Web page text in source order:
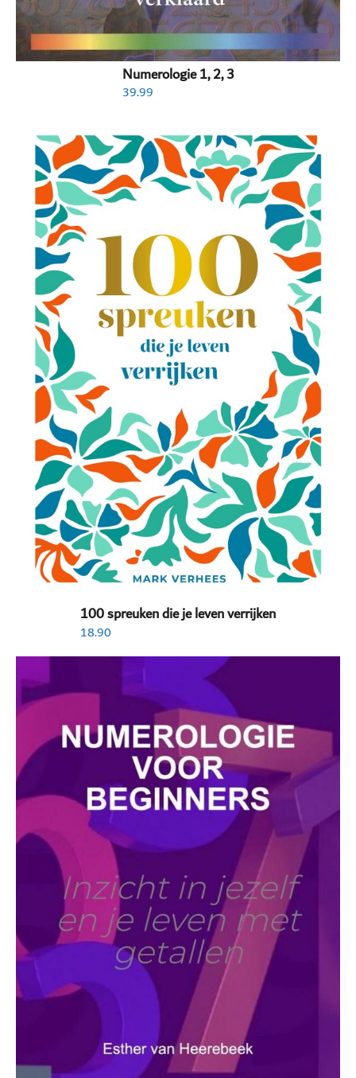
Numerologie 1, 2, 3
39.99
100 spreuken die je leven verrijken
18.90